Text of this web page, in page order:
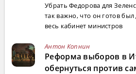
Убрать Федорова для
так важно, что он готов был
весь кабинет министров
Антон Копнин
Реформа выборов в
обернуться против